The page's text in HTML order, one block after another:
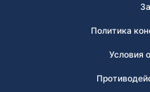
Политика
Условия